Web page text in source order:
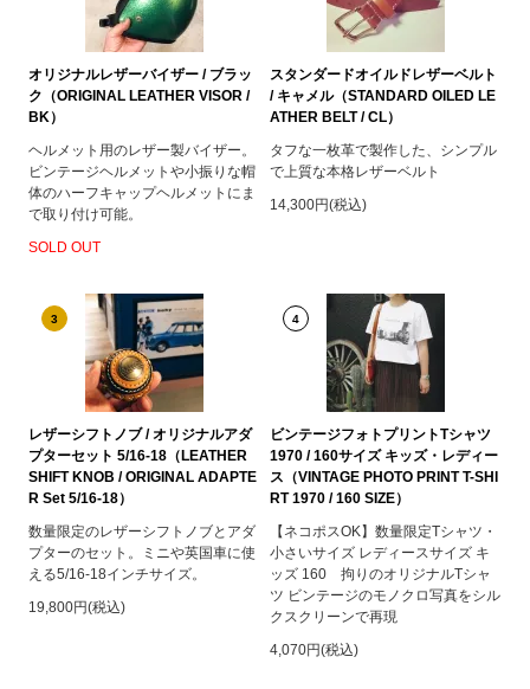
オリジナルレザーバイザー / ブラッ
ク（ORIGINAL LEATHER VISOR /
BK）
ヘルメット用のレザー製バイザー。
ビンテージヘルメットや小振りな帽
体のハーフキャップヘルメットにま
で取り付け可能。
SOLD OUT
スタンダードオイルドレザーベルト
/ キャメル（STANDARD OILED LE
ATHER BELT / CL）
タフな一枚革で製作した、シンプル
で上質な本格レザーベルト
14,300円(税込)
3
レザーシフトノブ / オリジナルアダ
プターセット 5/16-18（LEATHER
SHIFT KNOB / ORIGINAL ADAPTE
R Set 5/16-18）
数量限定のレザーシフトノブとアダ
プターのセット。ミニや英国車に使
える5/16-18インチサイズ。
19,800円(税込)
4
ビンテージフォトプリントTシャツ
1970 / 160サイズ キッズ・レディー
ス（VINTAGE PHOTO PRINT T-SHI
RT 1970 / 160 SIZE）
【ネコポスOK】数量限定Tシャツ・
小さいサイズ レディースサイズ キ
ッズ 160 拘りのオリジナルTシャ
ツ ビンテージのモノクロ写真をシル
クスクリーンで再現
4,070円(税込)